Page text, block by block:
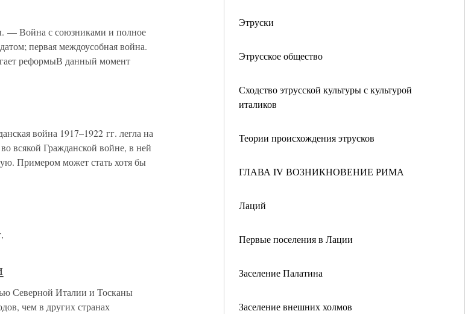
Этруски
Этрусское общество
Сходство этрусской культуры с культурой
италиков
Теории происхождения этрусков
ГЛАВА IV ВОЗНИКНОВЕНИЕ РИМА
Лаций
Первые поселения в Лации
Заселение Палатина
Заселение внешних холмов
— Война с союзниками и полное
первая междоусобная война.
реформыВ данный момент
война 1917–1922 гг. легла на
всякой Гражданской войне, в ней
Примером может стать хотя бы
Северной Италии и Тосканы
чем в других странах